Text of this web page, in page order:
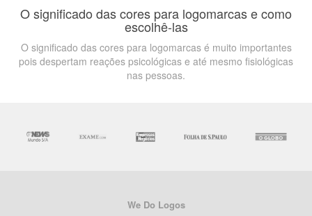
O significado das cores para logomarcas e como
escolhê-las
O significado das cores para logomarcas é muito importantes
pois despertam reações psicológicas e até mesmo fisiológicas
nas pessoas.
We Do Logos